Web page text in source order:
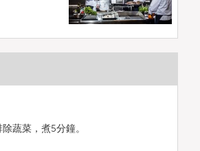
蔬菜，煮5分鐘。